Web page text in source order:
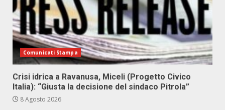
Comunicati Stampa
Crisi idrica a Ravanusa, Miceli (Progetto Civico
Italia): “Giusta la decisione del sindaco Pitrola”
8 Agosto 2026